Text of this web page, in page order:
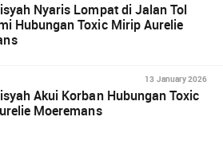
Nyaris Lompat di Jalan Tol
Hubungan Toxic Mirip Aurelie
13 January 2026
Akui Korban Hubungan Toxic
Moeremans